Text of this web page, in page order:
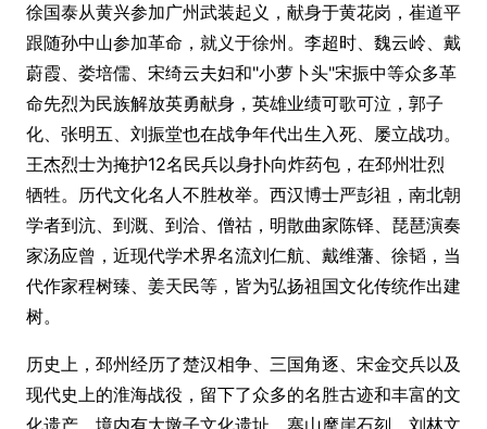
徐国泰从黄兴参加广州武装起义，献身于黄花岗，崔道平
跟随孙中山参加革命，就义于徐州。李超时、魏云岭、戴
蔚霞、娄培儒、宋绮云夫妇和"小萝卜头"宋振中等众多革
命先烈为民族解放英勇献身，英雄业绩可歌可泣，郭子
化、张明五、刘振堂也在战争年代出生入死、屡立战功。
王杰烈士为掩护12名民兵以身扑向炸药包，在邳州壮烈
牺牲。历代文化名人不胜枚举。西汉博士严彭祖，南北朝
学者到沆、到溉、到洽、僧祜，明散曲家陈铎、琵琶演奏
家汤应曾，近现代学术界名流刘仁航、戴维藩、徐韬，当
代作家程树臻、姜天民等，皆为弘扬祖国文化传统作出建
树。
历史上，邳州经历了楚汉相争、三国角逐、宋金交兵以及
现代史上的淮海战役，留下了众多的名胜古迹和丰富的文
化遗产。境内有大墩子文化遗址、寨山摩崖石刻、刘林文